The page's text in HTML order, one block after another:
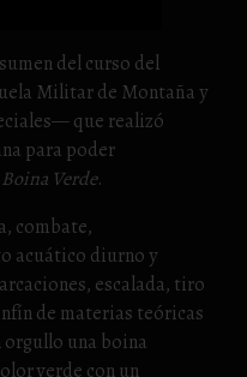
del curso del
Militar de Montaña y
que realizó
para poder
Boina Verde.
combate,
acuático diurno y
escalada, tiro
de materias teóricas
una boina
verde con un